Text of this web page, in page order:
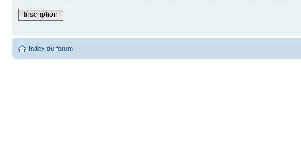
Inscription
Index du forum